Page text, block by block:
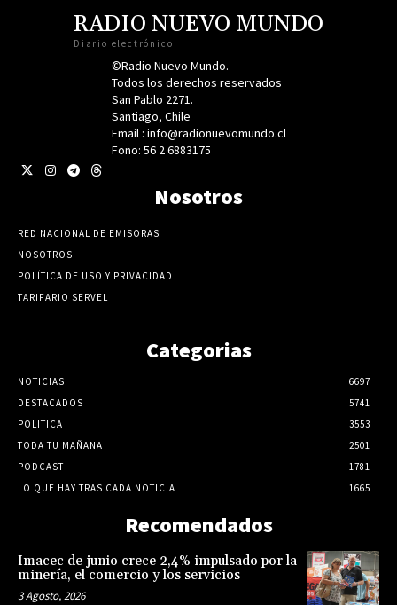
RADIO NUEVO MUNDO
Diario electrónico
©Radio Nuevo Mundo.
Todos los derechos reservados
San Pablo 2271.
Santiago, Chile
Email : info@radionuevomundo.cl
Fono: 56 2 6883175
Nosotros
RED NACIONAL DE EMISORAS
NOSOTROS
POLÍTICA DE USO Y PRIVACIDAD
TARIFARIO SERVEL
Categorias
NOTICIAS
6697
DESTACADOS
5741
POLITICA
3553
TODA TU MAÑANA
2501
PODCAST
1781
LO QUE HAY TRAS CADA NOTICIA
1665
Recomendados
Imacec de junio crece 2,4% impulsado por la
minería, el comercio y los servicios
3 Agosto, 2026